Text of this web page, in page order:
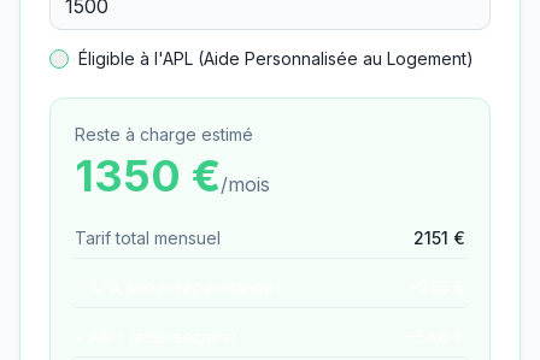
Éligible à l'APL (Aide Personnalisée au Logement)
Reste à charge estimé
1350 €/mois
Tarif total mensuel 2151 €